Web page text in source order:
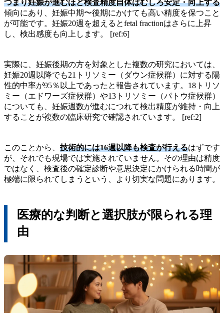
つまり妊娠が進むほど検査精度自体はむしろ安定・向上する
傾向にあり、妊娠中期〜後期にかけても高い精度を保つこと
が可能です。妊娠20週を超えるとfetal fractionはさらに上昇
し、検出感度も向上します。 [ref:6]
実際に、妊娠後期の方を対象とした複数の研究においては、
妊娠20週以降でも21トリソミー（ダウン症候群）に対する陽
性的中率が95％以上であったと報告されています。18トリソ
ミー（エドワーズ症候群）や13トリソミー（パトウ症候群）
についても、妊娠週数が進むにつれて検出精度が維持・向上
することが複数の臨床研究で確認されています。 [ref:2]
このことから、 技術的には16週以降も検査が行えるはずです
が、それでも現場では実施されていません。その理由は精度
ではなく、検査後の確定診断や意思決定にかけられる時間が
極端に限られてしまうという、より切実な問題にあります。
医療的な判断と選択肢が限られる理
由